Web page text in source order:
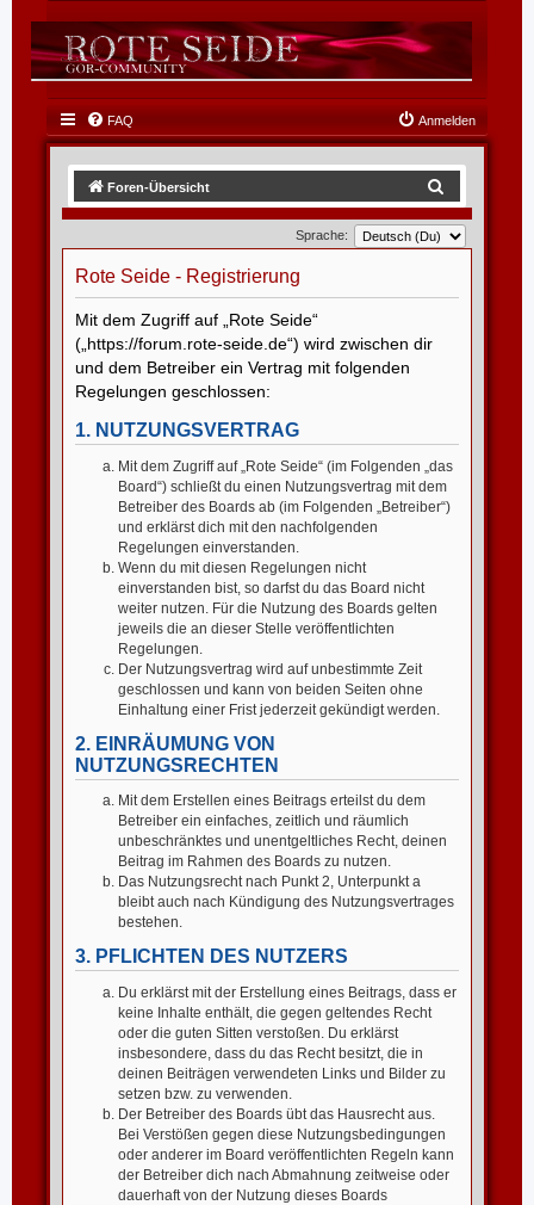
FAQ Anmelden
Foren-Übersicht
c
e
Sprache:
Rote Seide - Registrierung
Mit dem Zugriff auf „Rote Seide“
(„https://forum.rote-seide.de“) wird zwischen dir
und dem Betreiber ein Vertrag mit folgenden
Regelungen geschlossen:
1. NUTZUNGSVERTRAG
Mit dem Zugriff auf „Rote Seide“ (im Folgenden „das
Board“) schließt du einen Nutzungsvertrag mit dem
Betreiber des Boards ab (im Folgenden „Betreiber“)
und erklärst dich mit den nachfolgenden
Regelungen einverstanden.
Wenn du mit diesen Regelungen nicht
einverstanden bist, so darfst du das Board nicht
weiter nutzen. Für die Nutzung des Boards gelten
jeweils die an dieser Stelle veröffentlichten
Regelungen.
Der Nutzungsvertrag wird auf unbestimmte Zeit
geschlossen und kann von beiden Seiten ohne
Einhaltung einer Frist jederzeit gekündigt werden.
2. EINRÄUMUNG VON
NUTZUNGSRECHTEN
Mit dem Erstellen eines Beitrags erteilst du dem
Betreiber ein einfaches, zeitlich und räumlich
unbeschränktes und unentgeltliches Recht, deinen
Beitrag im Rahmen des Boards zu nutzen.
Das Nutzungsrecht nach Punkt 2, Unterpunkt a
bleibt auch nach Kündigung des Nutzungsvertrages
bestehen.
3. PFLICHTEN DES NUTZERS
Du erklärst mit der Erstellung eines Beitrags, dass er
keine Inhalte enthält, die gegen geltendes Recht
oder die guten Sitten verstoßen. Du erklärst
insbesondere, dass du das Recht besitzt, die in
deinen Beiträgen verwendeten Links und Bilder zu
setzen bzw. zu verwenden.
Der Betreiber des Boards übt das Hausrecht aus.
Bei Verstößen gegen diese Nutzungsbedingungen
oder anderer im Board veröffentlichten Regeln kann
der Betreiber dich nach Abmahnung zeitweise oder
dauerhaft von der Nutzung dieses Boards